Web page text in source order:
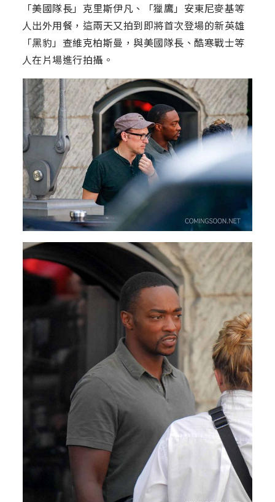
「美國隊長」克里斯伊凡、「獵鷹」安東尼麥基等
人出外用餐，這兩天又拍到即將首次登場的新英雄
「黑豹」查維克柏斯曼，與美國隊長、酷寒戰士等
人在片場進行拍攝。